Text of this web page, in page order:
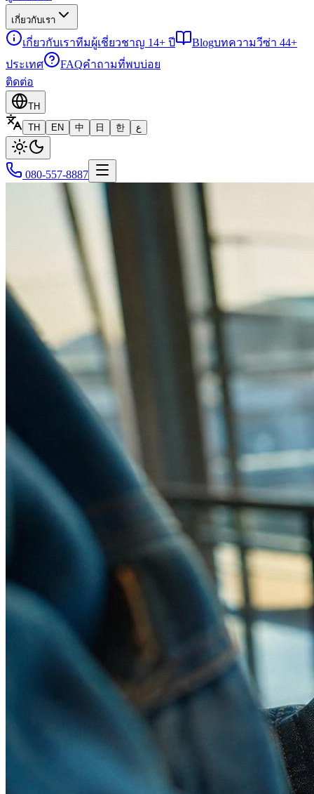
เกี่ยวกับเรา
เกี่ยวกับเราทีมผู้เชี่ยวชาญ 14+ ปี Blogบทความวีซ่า 44+
ประเทศ
FAQคำถามที่พบบ่อย
ติดต่อ
TH
TH
EN 中 日 한 ع
080-557-8887